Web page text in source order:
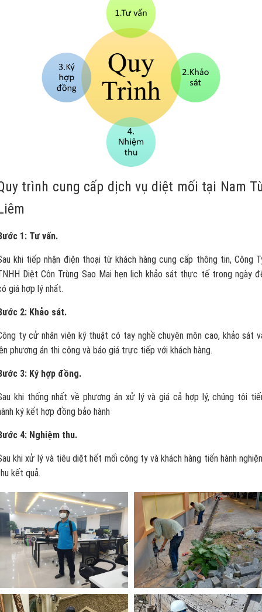
trình cung cấp dịch vụ diệt mối tại Nam
1: Tư vấn.
khi tiếp nhận điện thoại từ khách hàng cung cấp thông tin, Công
Diệt Côn Trùng Sao Mai hẹn lịch khảo sát thực tế trong ngày
giá hợp lý nhất.
2: Khảo sát.
ty cử nhân viên kỹ thuật có tay nghề chuyên môn cao, khảo sát
phương án thi công và báo giá trực tiếp với khách hàng.
3: Ký hợp đồng.
khi thống nhất về phương án xử lý và giá cả hợp lý, chúng tôi
ký kết hợp đồng bảo hành
4: Nghiệm thu.
khi xử lý và tiêu diệt hết mối công ty và khách hàng tiến hành
kết quả.